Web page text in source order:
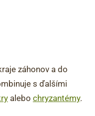
záhonov a do
s ďalšími
alebo chryzantémy.